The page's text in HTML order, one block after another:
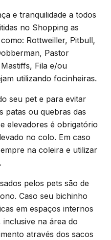
e tranquilidade a todos
no Shopping as
Rottweiller, Pitbull,
Pastor
Fila e/ou
utilizando focinheiras.
seu pet e para evitar
patas ou quebras das
elevadores é obrigatório
no colo. Em caso
na coleira e utilizar
pelos pets são de
Caso seu bichinho
em espaços internos
na área do
através dos sacos